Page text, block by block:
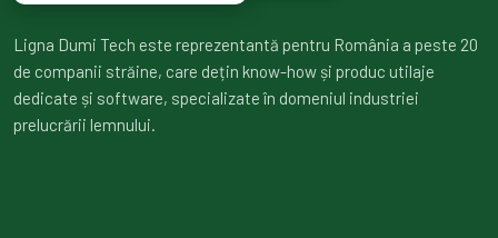
Ligna Dumi Tech este reprezentantă pentru România a peste 20
de companii străine, care dețin know-how și produc utilaje
dedicate și software, specializate în domeniul industriei
prelucrării lemnului.